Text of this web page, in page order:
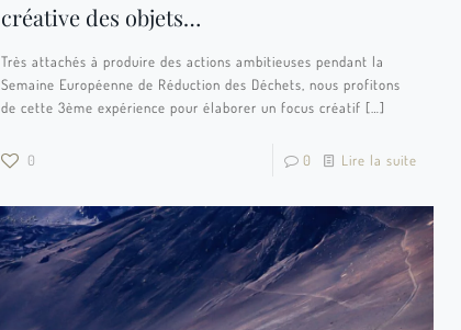
créative des objets…
Très attachés à produire des actions ambitieuses pendant la
Semaine Européenne de Réduction des Déchets, nous profitons
de cette 3ème expérience pour élaborer un focus créatif […]
0 0 Lire la suite